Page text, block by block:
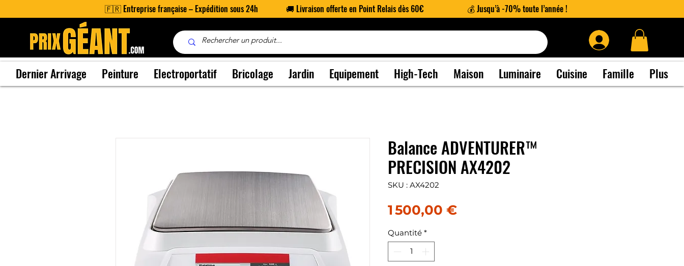
🇫🇷 Entreprise française – Expédition sous 24h 🚚 Livraison offerte en Point Relais dès 60€ 💰 Jusqu’à -70% toute l’année !
Dernier Arrivage Peinture Electroportatif Bricolage Jardin Equipement High-Tech Maison Luminaire Cuisine Famille Plus
Balance ADVENTURER™
PRECISION AX4202
SKU : AX4202
1 500,00 €Prix
Quantité *